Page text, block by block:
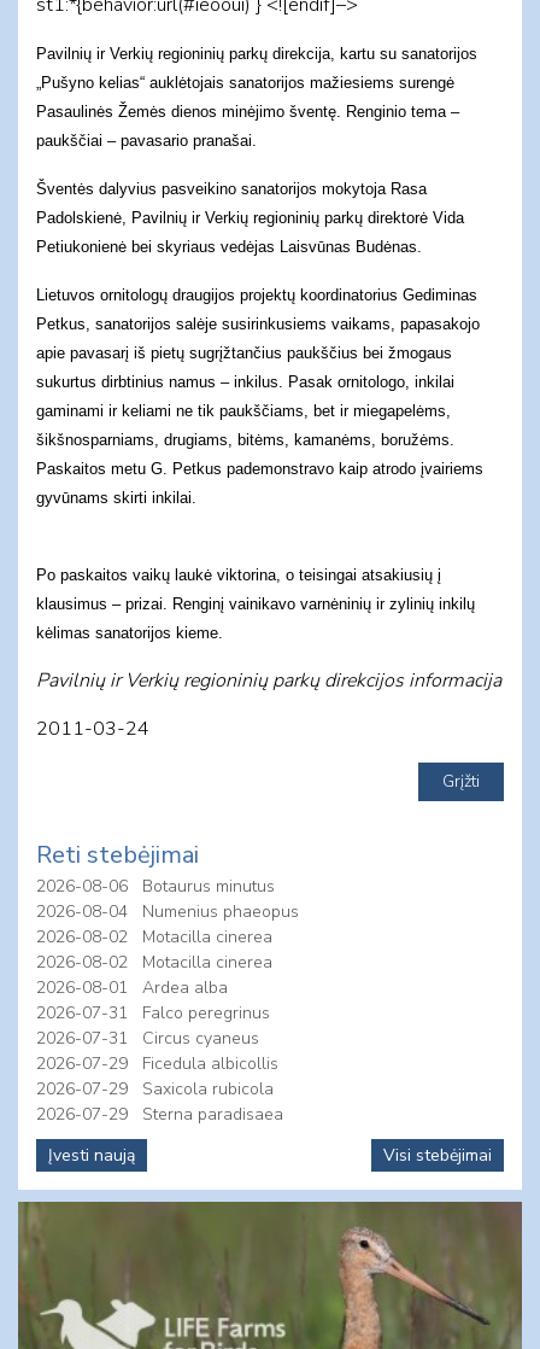
Pavilnių ir Verkių regioninių parkų direkcija, kartu su sanatorijos
„Pušyno kelias“ auklėtojais sanatorijos mažiesiems surengė
Pasaulinės Žemės dienos minėjimo šventę. Renginio tema –
paukščiai – pavasario pranašai.
Šventės dalyvius pasveikino sanatorijos mokytoja Rasa
Padolskienė, Pavilnių ir Verkių regioninių parkų direktorė Vida
Petiukonienė bei skyriaus vedėjas Laisvūnas Budėnas.
Lietuvos ornitologų draugijos projektų koordinatorius Gediminas
Petkus, sanatorijos salėje susirinkusiems vaikams, papasakojo
apie pavasarį iš pietų sugrįžtančius paukščius bei žmogaus
sukurtus dirbtinius namus – inkilus. Pasak ornitologo, inkilai
gaminami ir keliami ne tik paukščiams, bet ir miegapelėms,
šikšnosparniams, drugiams, bitėms, kamanėms, boružėms.
Paskaitos metu G. Petkus pademonstravo kaip atrodo įvairiems
gyvūnams skirti inkilai.
Po paskaitos vaikų laukė viktorina, o teisingai atsakiusių į
klausimus – prizai. Renginį vainikavo varnėninių ir zylinių inkilų
kėlimas sanatorijos kieme.
Pavilnių ir Verkių regioninių parkų direkcijos informacija
2011-03-24
Reti stebėjimai
2026-08-06
Botaurus minutus
2026-08-04
Numenius phaeopus
2026-08-02
Motacilla cinerea
2026-08-02
Motacilla cinerea
2026-08-01
Ardea alba
2026-07-31
Falco peregrinus
2026-07-31
Circus cyaneus
2026-07-29
Ficedula albicollis
2026-07-29
Saxicola rubicola
2026-07-29
Sterna paradisaea
Įvesti naują
Visi stebėjimai